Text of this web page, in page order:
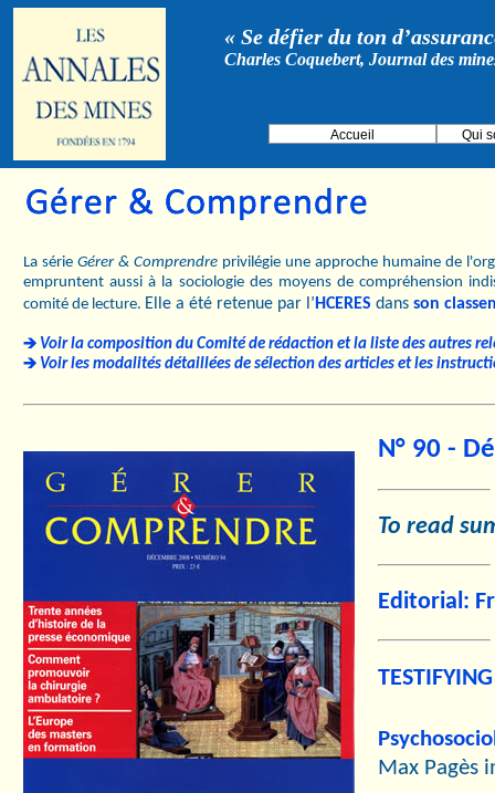
« Se défier du ton
Charles Coquebert, Journal des
Accueil Qui
La série Gérer & Comprendre privilégie une approche humaine de
empruntent aussi à la sociologie des moyens de compréhension
comité de lecture. Elle a été retenue par l’ HCERES dans son
Voir la composition du Comité de rédaction et la liste des autres
Voir les modalités détaillées de sélection des articles et les
N° 90 -
To read
Editorial:
TESTIFYING
Max Pagès